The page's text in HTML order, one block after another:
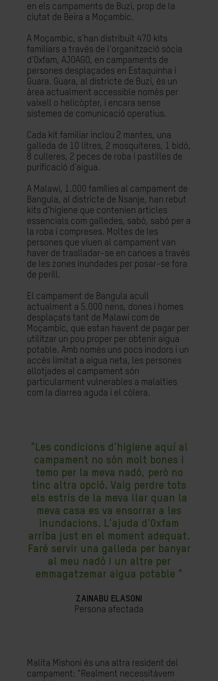
en els campaments de Buzi, prop de la
ciutat de Beira a Moçambic.
A Moçambic, s'han distribuït 470 kits
familiars a través de l'organització sòcia
d'Oxfam, AJOAGO, en campaments de
persones desplaçades en Estaquinha i
Guara. Guara, al districte de Buzi, és un
àrea actualment accessible només per
vaixell o helicòpter, i encara sense
sistemes de comunicació operatius.
Cada kit familiar inclou 2 mantes, una
galleda de 10 litres, 2 mosquiteres, 1 bidó,
8 culleres, 2 peces de roba i pastilles de
purificació d'aigua.
A Malawi, 1.000 famílies al campament de
Bangula, al districte de Nsanje, han rebut
kits d'higiene que contenien articles
essencials com galledes, sabó, sabó per a
la roba i compreses. Moltes de les
persones que viuen al campament van
haver de traslladar-se en canoes a través
de les zones inundades per posar-se fora
de perill.
El campament de Bangula acull
actualment a 5.000 nens, dones i homes
desplaçats tant de Malawi com de
Moçambic, que estan havent de pagar per
utilitzar un pou proper per obtenir aigua
potable. Amb només uns pocs inodors i un
accés limitat a aigua neta, les persones
allotjades al campament són
particularment vulnerables a malalties
com la diarrea aguda i el còlera.
"Les condicions d'higiene aquí al
campament no són molt bones i
temo per la meva nadó, però no
tinc altra opció. Vaig perdre tots
els estris de la meva llar quan la
meva casa es va ensorrar a les
inundacions. L'ajuda d'Oxfam
arriba just en el moment adequat.
Faré servir una galleda per banyar
al meu nadó i un altre per
emmagatzemar aigua potable "
ZAINABU ELASONI
Persona afectada
Malita Mishoni és una altra resident del
campament: "Realment necessitàvem